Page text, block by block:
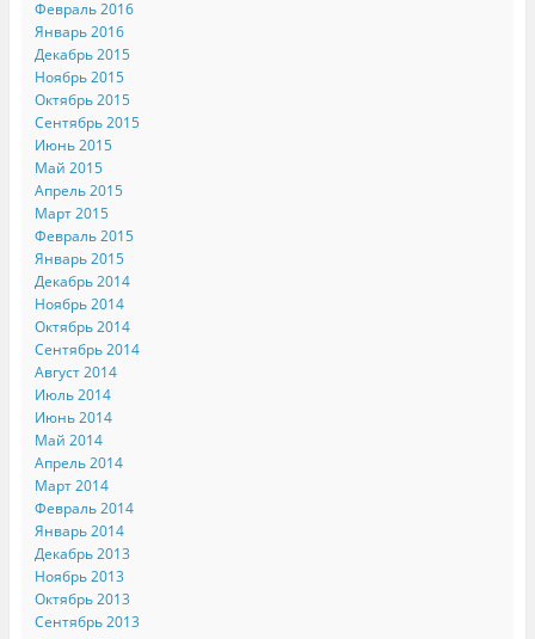
Февраль 2016
Январь 2016
Декабрь 2015
Ноябрь 2015
Октябрь 2015
Сентябрь 2015
Июнь 2015
Май 2015
Апрель 2015
Март 2015
Февраль 2015
Январь 2015
Декабрь 2014
Ноябрь 2014
Октябрь 2014
Сентябрь 2014
Август 2014
Июль 2014
Июнь 2014
Май 2014
Апрель 2014
Март 2014
Февраль 2014
Январь 2014
Декабрь 2013
Ноябрь 2013
Октябрь 2013
Сентябрь 2013